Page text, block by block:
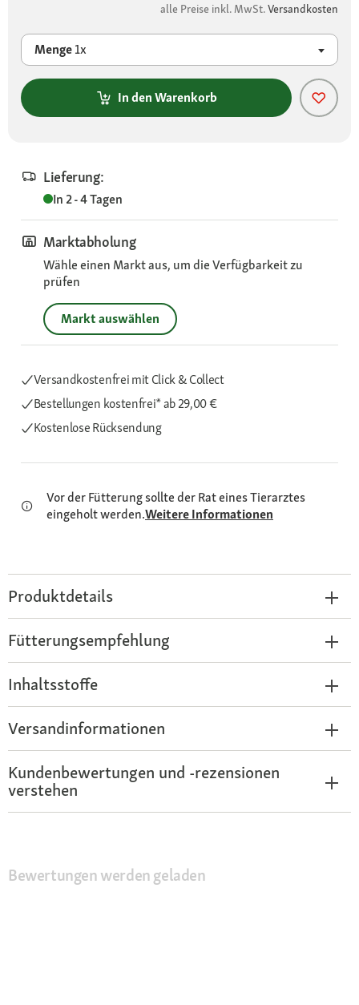
alle Preise inkl. MwSt.Versandkosten
Menge1x
In den Warenkorb
Lieferung:
In 2 - 4 Tagen
Marktabholung
Wähle einen Markt aus, um die Verfügbarkeit zu
prüfen
Markt auswählen
Versandkostenfrei mit Click & Collect
Bestellungen kostenfrei*ab 29,00 €
Kostenlose Rücksendung
Vor der Fütterung sollte der Rat eines Tierarztes
eingeholt werden.Weitere Informationen
Produktdetails
Fütterungsempfehlung
Inhaltsstoffe
Versandinformationen
Kundenbewertungen und -rezensionen
verstehen
Bewertungen werden geladen